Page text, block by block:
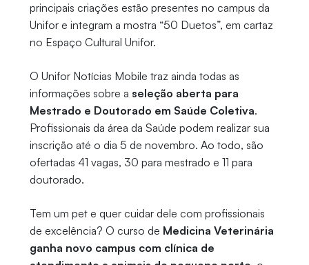
principais criações estão presentes no campus da
Unifor e integram a mostra “50 Duetos”, em cartaz
no Espaço Cultural Unifor.
O Unifor Notícias Mobile traz ainda todas as
informações sobre a seleção aberta para
Mestrado e Doutorado em Saúde Coletiva.
Profissionais da área da Saúde podem realizar sua
inscrição até o dia 5 de novembro. Ao todo, são
ofertadas 41 vagas, 30 para mestrado e 11 para
doutorado.
Tem um pet e quer cuidar dele com profissionais
de excelência? O curso de Medicina Veterinária
ganha novo campus com clínica de